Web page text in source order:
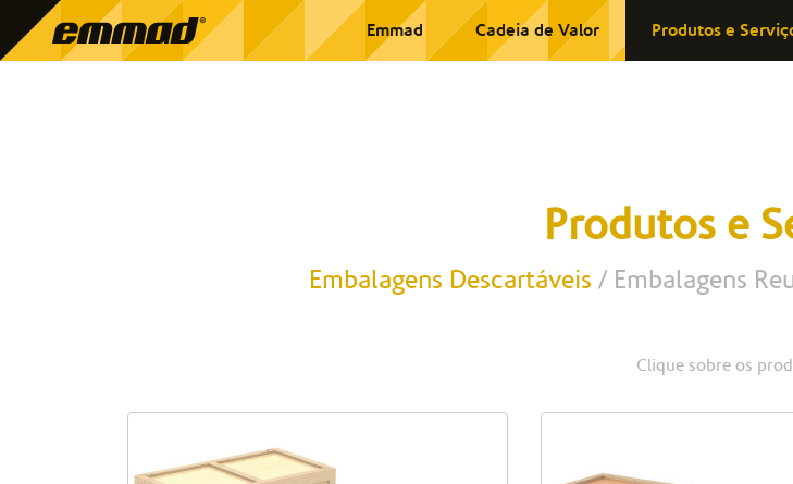
Emmad Cadeia de Valor Produtos e
Produtos e
Embalagens Descartáveis Embalagens
Clique sobre os